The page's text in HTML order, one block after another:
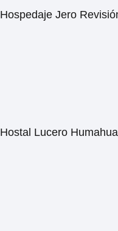
Hospedaje Jero
Hostal Lucero